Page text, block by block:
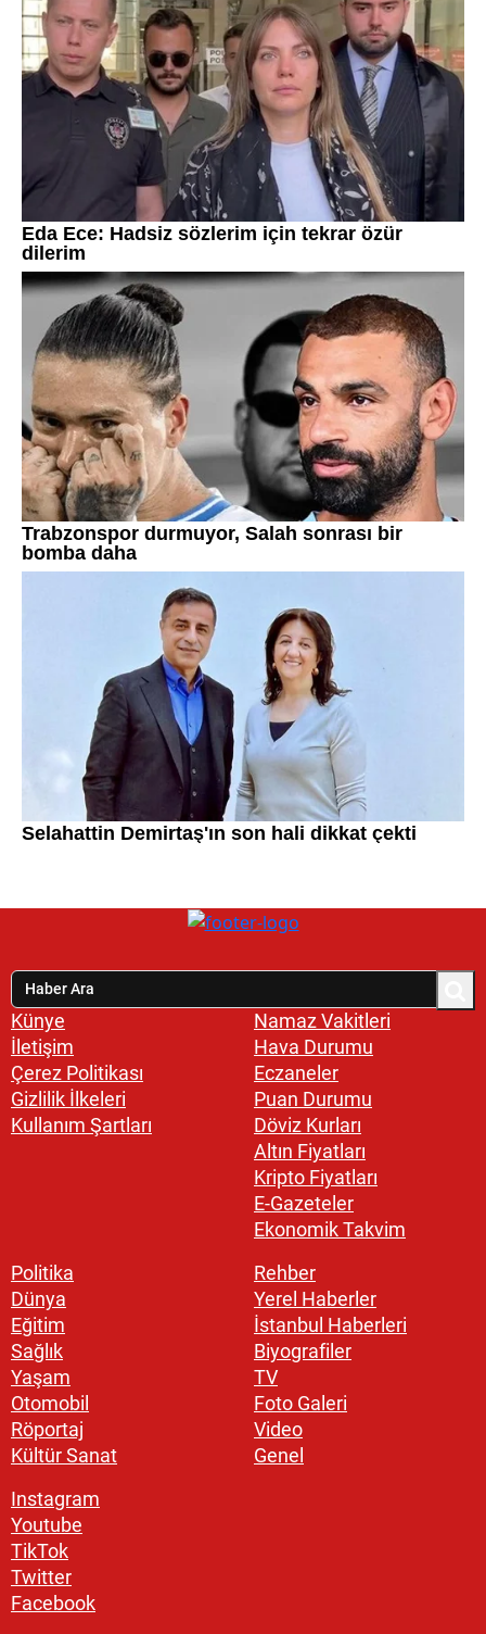
Künye
İletişim
Çerez Politikası
Gizlilik İlkeleri
Kullanım Şartları
Namaz Vakitleri
Hava Durumu
Eczaneler
Puan Durumu
Döviz Kurları
Altın Fiyatları
Kripto Fiyatları
E-Gazeteler
Ekonomik Takvim
Politika
Dünya
Eğitim
Sağlık
Yaşam
Otomobil
Röportaj
Kültür Sanat
Rehber
Yerel Haberler
İstanbul Haberleri
Biyografiler
TV
Foto Galeri
Video
Genel
Instagram
Youtube
TikTok
Twitter
Facebook